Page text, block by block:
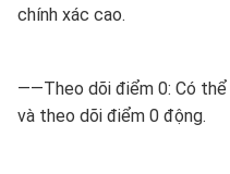
chính xác cao.
——Theo dõi điểm 0: Có
và theo dõi điểm 0 động.